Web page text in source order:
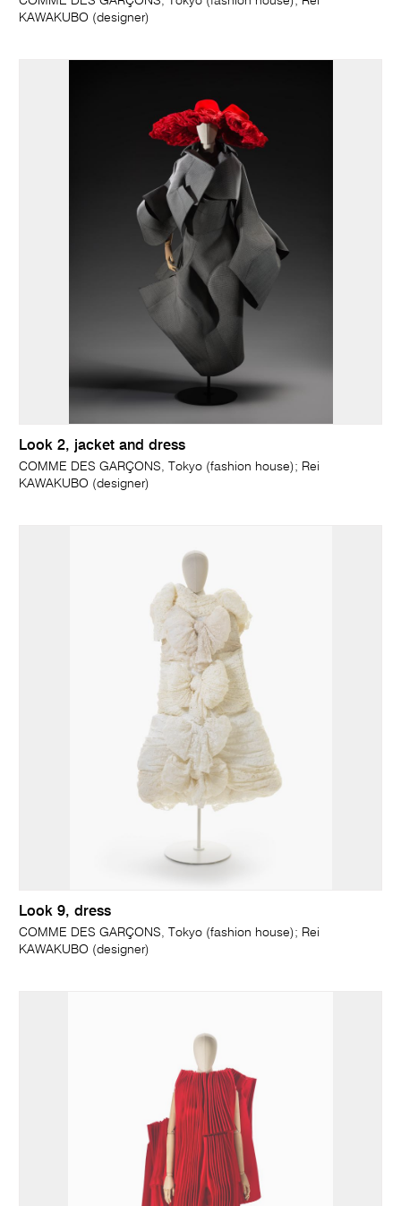
KAWAKUBO (designer)
Look 2, jacket and dress
COMME DES GARÇONS, Tokyo (fashion house); Rei
KAWAKUBO (designer)
Look 9, dress
COMME DES GARÇONS, Tokyo (fashion house); Rei
KAWAKUBO (designer)